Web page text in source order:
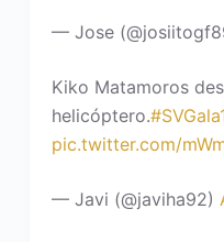
— Jose
Kiko Matamoros
helicóptero.
pic.twitter.com/
— Javi (@javiha92)